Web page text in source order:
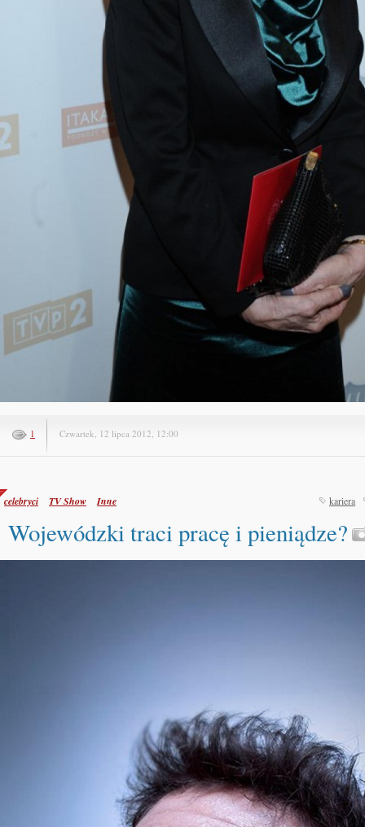
1 Czwartek, 12 lipca 2012, 12:00
celebryci TV Show Inne kariera
Wojewódzki traci pracę i pieniądze?